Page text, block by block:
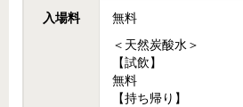
入場料
無料
＜天然炭酸水＞
【試飲】
無料
【持ち帰り】